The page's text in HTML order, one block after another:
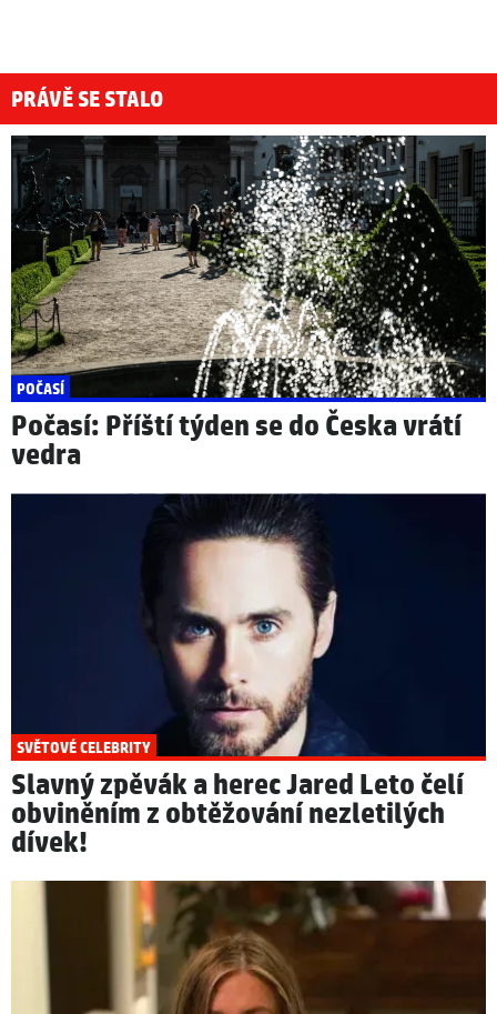
PRÁVĚ SE STALO
POČASÍ
Počasí: Příští týden se do Česka vrátí
vedra
SVĚTOVÉ CELEBRITY
Slavný zpěvák a herec Jared Leto čelí
obviněním z obtěžování nezletilých
dívek!